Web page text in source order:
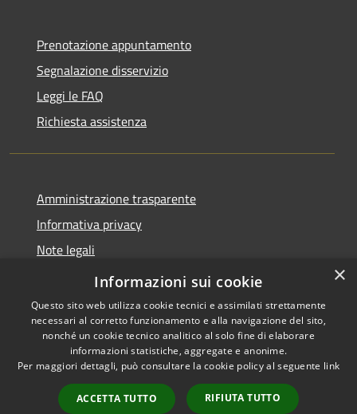
Prenotazione appuntamento
Segnalazione disservizio
Leggi le FAQ
Richiesta assistenza
Amministrazione trasparente
Informativa privacy
Note legali
Dichiarazione di accessibilità
Accessibilità
Copyright © 2026 • Comune di
Geraci Siculo • Powered by
Municipium•
Accesso
×
Informazioni sui cookie
Questo sito web utilizza cookie tecnici e assimilati strettamente
necessari al corretto funzionamento e alla navigazione del sito,
nonché un cookie tecnico analitico al solo fine di elaborare
informazioni statistiche, aggregate e anonime.
Per maggiori dettagli, può consultare la cookie policy al seguente link
ACCETTA TUTTO RIFIUTA TUTTO